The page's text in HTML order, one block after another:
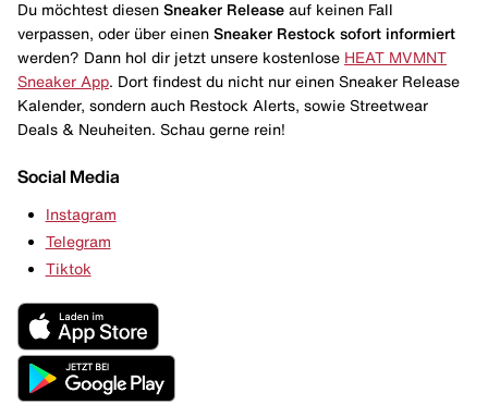
Du möchtest diesen Sneaker Release auf keinen Fall
verpassen, oder über einen Sneaker Restock sofort informiert
werden? Dann hol dir jetzt unsere kostenlose HEAT MVMNT
Sneaker App . Dort findest du nicht nur einen Sneaker Release
Kalender, sondern auch Restock Alerts, sowie Streetwear
Deals & Neuheiten. Schau gerne rein!
Social Media
Instagram
Telegram
Tiktok